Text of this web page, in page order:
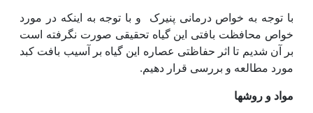
با توجه به خواص درمانی پنیرک و با توجه به اینکه در مورد
خواص محافظت بافتی این گیاه تحقیقی صورت نگرفته است
بر آن شدیم تا اثر حفاظتی عصاره این گیاه بر آسیب بافت کبد
مورد مطالعه و بررسی قرار دهیم.
مواد و روش‏ها